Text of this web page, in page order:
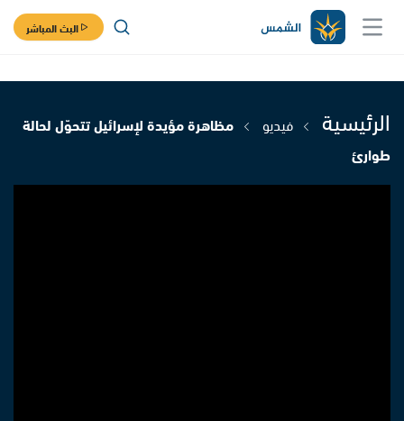
البث المباشر
الرئيسية فيديو
مظاهرة مؤيدة لإسرائيل تتحوّل لحالة
طوارئ